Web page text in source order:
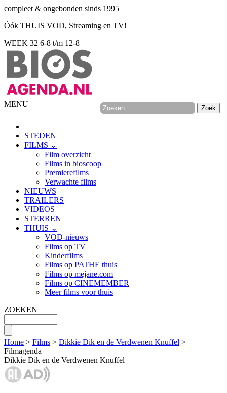
compleet & ongebonden sinds 1995
Óók THUIS VOD, Streaming en TV!
WEEK 32 6-8 t/m 12-8
MENU
STEDEN
FILMS ⌄
Film overzicht
Films in bioscoop
Premierefilms
Verwachte films
NIEUWS
TRAILERS
VIDEOS
STERREN
THUIS ⌄
VOD-nieuws
Films op TV
Kinderfilms
Films op PATHE thuis
Films op mejane.com
Films op CINEMEMBER
Meer films voor thuis
ZOEKEN
Home > Films > Dikkie Dik en de Verdwenen Knuffel >
Filmagenda
Dikkie Dik en de Verdwenen Knuffel